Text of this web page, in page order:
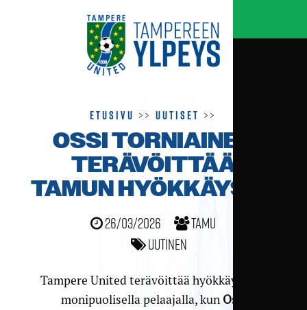
Etusivu >>Uutiset >>
OSSI TORNIAINEN
TERÄVÖITTÄÄ
TAMUN HYÖKKÄYSTÄ
26/03/2026
TamU
Uutinen
Tampere United terävöittää hyökkäystään
monipuolisella pelaajalla, kun Ossi